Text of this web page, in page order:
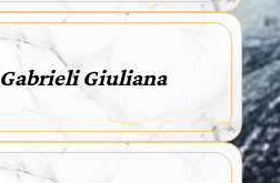
Gabrieli Giuliana